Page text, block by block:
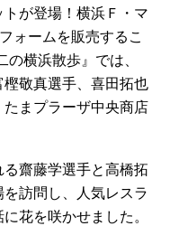
が登場！横浜Ｆ・マ
ォームを販売するこ
横浜散歩』では、
敬真選手、喜田拓也
まプラーザ中央商店
齋藤学選手と高橋拓
訪問し、人気レスラ
花を咲かせました。